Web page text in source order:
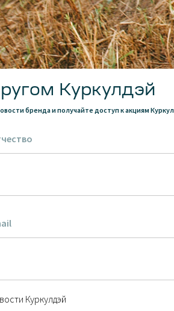
Куркулдэй
бренда и получайте доступ к акциям
Куркулдэй